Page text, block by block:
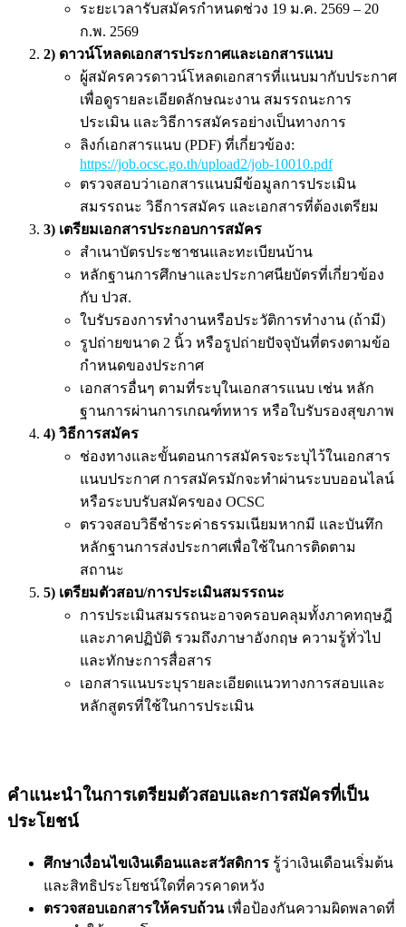
ระยะเวลารับสมัครกำหนดช่วง 19 ม.ค. 2569 – 20
ก.พ. 2569
2) ดาวน์โหลดเอกสารประกาศและเอกสารแนบ
ผู้สมัครควรดาวน์โหลดเอกสารที่แนบมากับประกาศ
เพื่อดูรายละเอียดลักษณะงาน สมรรถนะการ
ประเมิน และวิธีการสมัครอย่างเป็นทางการ
ลิงก์เอกสารแนบ (PDF) ที่เกี่ยวข้อง:
https://job.ocsc.go.th/upload2/job-10010.pdf
ตรวจสอบว่าเอกสารแนบมีข้อมูลการประเมิน
สมรรถนะ วิธีการสมัคร และเอกสารที่ต้องเตรียม
3) เตรียมเอกสารประกอบการสมัคร
สำเนาบัตรประชาชนและทะเบียนบ้าน
หลักฐานการศึกษาและประกาศนียบัตรที่เกี่ยวข้อง
กับ ปวส.
ใบรับรองการทำงานหรือประวัติการทำงาน (ถ้ามี)
รูปถ่ายขนาด 2 นิ้ว หรือรูปถ่ายปัจจุบันที่ตรงตามข้อ
กำหนดของประกาศ
เอกสารอื่นๆ ตามที่ระบุในเอกสารแนบ เช่น หลัก
ฐานการผ่านการเกณฑ์ทหาร หรือใบรับรองสุขภาพ
4) วิธีการสมัคร
ช่องทางและขั้นตอนการสมัครจะระบุไว้ในเอกสาร
แนบประกาศ การสมัครมักจะทำผ่านระบบออนไลน์
หรือระบบรับสมัครของ OCSC
ตรวจสอบวิธีชำระค่าธรรมเนียมหากมี และบันทึก
หลักฐานการส่งประกาศเพื่อใช้ในการติดตาม
สถานะ
5) เตรียมตัวสอบ/การประเมินสมรรถนะ
การประเมินสมรรถนะอาจครอบคลุมทั้งภาคทฤษฎี
และภาคปฏิบัติ รวมถึงภาษาอังกฤษ ความรู้ทั่วไป
และทักษะการสื่อสาร
เอกสารแนบระบุรายละเอียดแนวทางการสอบและ
หลักสูตรที่ใช้ในการประเมิน
คำแนะนำในการเตรียมตัวสอบและการสมัครที่เป็น
ประโยชน์
ศึกษาเงื่อนไขเงินเดือนและสวัสดิการ รู้ว่าเงินเดือนเริ่มต้น
และสิทธิประโยชน์ใดที่ควรคาดหวัง
ตรวจสอบเอกสารให้ครบถ้วนเพื่อป้องกันความผิดพลาดที่